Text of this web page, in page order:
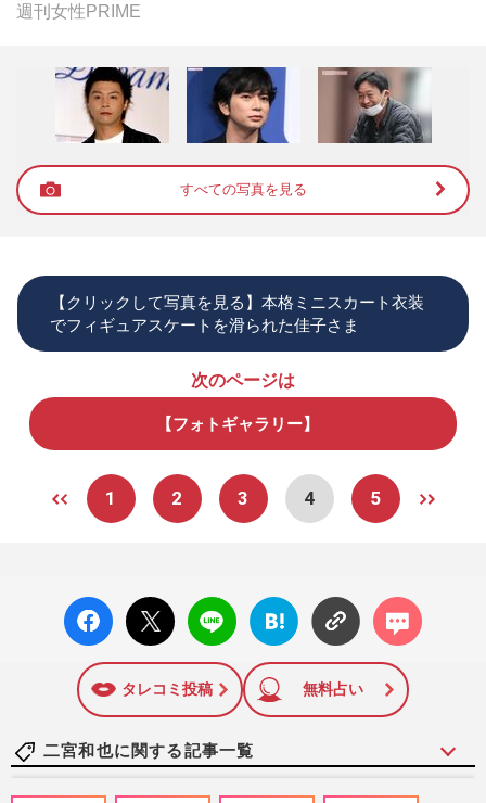
週刊女性PRIME
すべての写真を見る
【クリックして写真を見る】本格ミニスカート衣装
でフィギュアスケートを滑られた佳子さま
次のページは
【フォトギャラリー】
1 2 3 4 5
facebo
ok い
X ポス
ト
LINE
はてな
ブック
に追加
コメン
ト
タレコミ投稿 無料占い
二宮和也に関する記事一覧